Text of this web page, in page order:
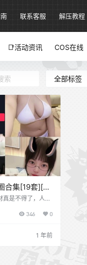
联系客服 解压教程
📑活动资讯 COS在线
全部标签
合集[19套][持
是不得了，人称
一只小熊(拉
份 [7P-5V-8.52M
期 【35P】 拉面
】 拉面熊 微密
346 0
1 年前